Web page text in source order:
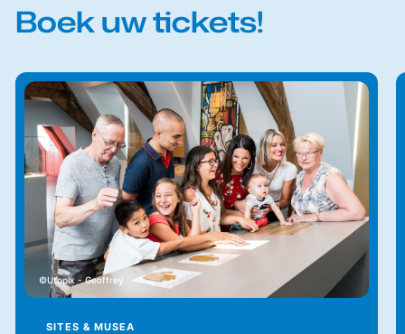
Boek uw tickets!
Utopix - Geoffrey
SITES & MUSEA